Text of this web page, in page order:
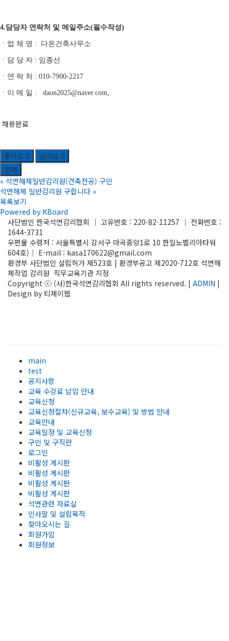
4.담당자 연락처 및 메일주소(필수작성)
ㆍ업 체 명 : 다온건축사무소
ㆍ담 당 자 : 임종선
ㆍ연 락 처 : 010-7900-2217
ㆍ이 메 일 : daon2025@naver.com,
채용완료
좋아요 0 싫어요 0
인쇄
« 석면해체일반감리원(건축전공) 구인
석면해체 일반감리원 구합니다 »
목록보기
Powered by KBoard
사단법인 한국석면감리협회 │ 고유번호 : 220-82-11257 │ 전화번호 :
1644-3731
우편물 수령처 : 서울특별시 강서구 마곡중앙1로 10 한일노벨리아타워
604호)│ E-mail : kasa170622@gmail.com
환경부 사단법인 설립허가 제523호 | 환경부공고 제2020-712호 석면해
체작업 감리원 직무교육기관 지정
Copyright ⓒ (사)한국석면감리협회 All rights reserved. | ADMIN |
Design by 티제이웹
main
test
공지사항
교육 수강료 납입 안내
교육신청
교육신청절차(신규교육, 보수교육) 및 방법 안내
교육안내
교육일정 및 교육신청
구인 및 구직란
로그인
비활성 게시판
비활성 게시판
비활성 게시판
비활성 게시판
석면관련 자료실
인사말 및 설립목적
찾아오시는 길
회원가입
회원정보